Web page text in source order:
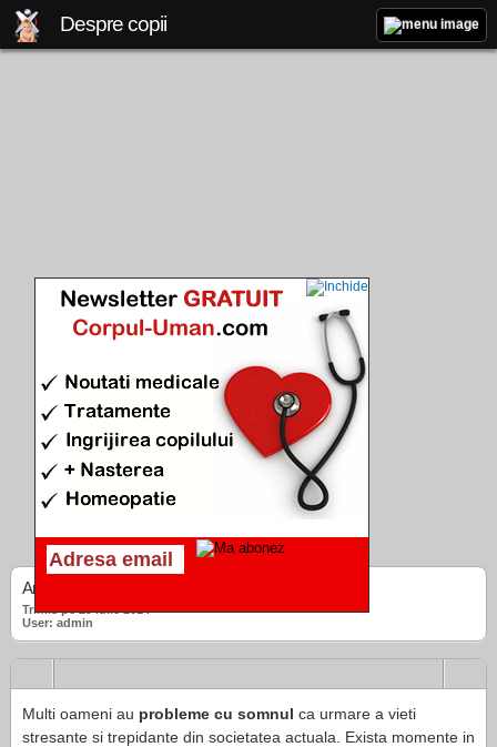
Despre copii
Animalele de companie pot cauza insomnie
Trimis pe 29 iulie 2014
User: admin
Multi oameni au probleme cu somnul ca urmare a vieti
stresante si trepidante din societatea actuala. Exista momente in